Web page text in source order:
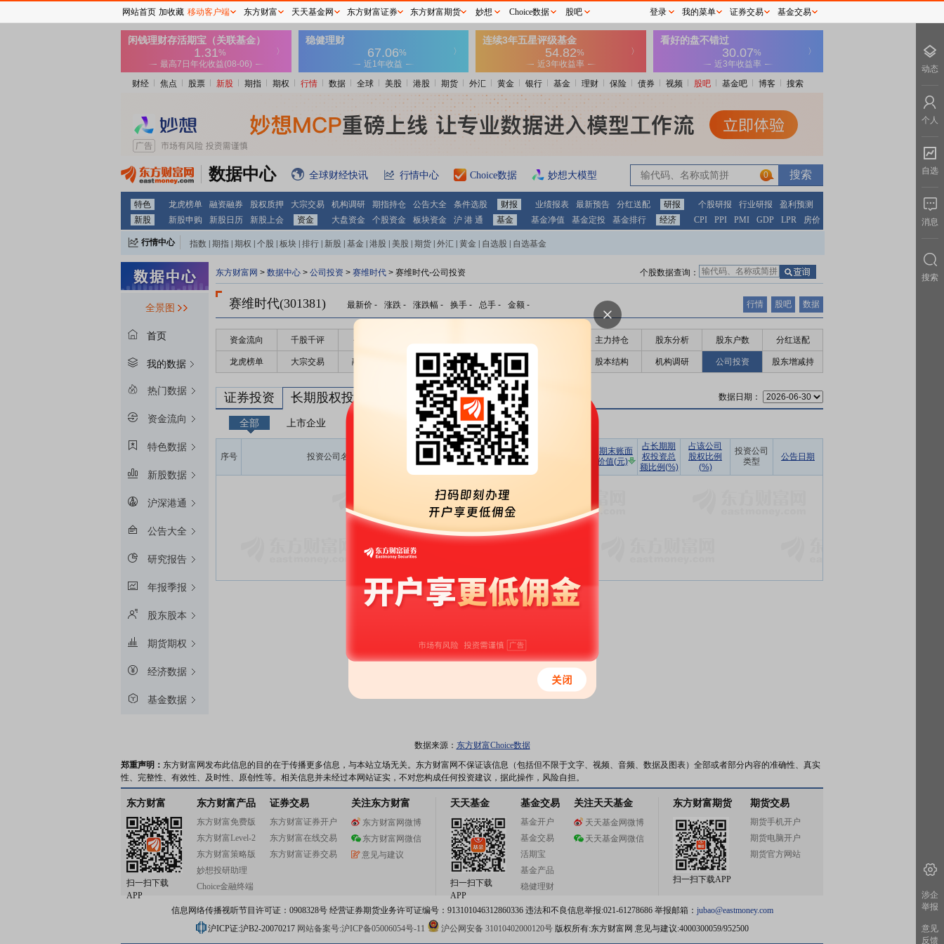
财经 焦点 股票 新股 期指 期权 行情 数据 全球 美股 港股 期货 外汇 黄金 银行 基金 理财 保险 债券 视频 股吧 基金吧 博客 搜索
数据中心 全球财经快讯 行情中心 Choice数据 妙想大模型 0
特色 龙虎榜单 融资融券 股权质押 大宗交易 机构调研 期指持仓 公告大全 条件选股 财报 业绩报表 最新预告 分红送配 研报 个股研报 行业研报
盈利预测
新股
新股申购 新股日历 新股上会 资金 大盘资金 个股资金 板块资金 沪 港 通 基金 基金净值 基金定投 基金排行 经济 CPI PPI PMI GDP LPR 房价
行情中心 指数 期指 期权 个股 板块 排行 新股 基金 港股 美股 期货 外汇 黄金 自选股 自选基金
全景图
首页
我的数据
热门数据
资金流向
特色数据
新股数据
沪深港通
公告大全
研究报告
年报季报
股东股本
期货期权
经济数据
基金数据
东方财富网 > 数据中心 > 公司投资 > 赛维时代 > 赛维时代-公司投资 个股数据查询：
赛维时代(301381) 最新价 - 涨跌 - 涨跌幅 - 换手 - 总手 - 金额 - 行情 股吧 数据
资金流向 千股千评 公告 主力持仓 股东分析 股东户数 分红送配
龙虎榜单 大宗交易 融资融券 高管持股 股东大会 股本结构 机构调研 公司投资 股东增减持
证券投资 长期股权投资 数据日期：
全部 上市企业
序号 投资公司名称
初始投资
金额(元)
持股数量
(股)
期初余额
(元)
期末账面
价值(元)
占长期期
权投资总
额比例(%)
占该公司
股权比例
(%)
投资公司
类型
公告日期
暂无数据
数据来源： 东方财富Choice数据
郑重声明： 东方财富网发布此信息的目的在于传播更多信息，与本站立场无关。东方财富网不保证该信息（包括但不限于文字、视频、音频、数据及图表）全部或者部分内容的准确性、真实
性、完整性、有效性、及时性、原创性等。相关信息并未经过本网站证实，不对您构成任何投资建议，据此操作，风险自担。
东方财富
扫一扫下载
APP
东方财富产品
东方财富免费版
东方财富Level-2
东方财富策略版
妙想投研助理
Choice金融终端
证券交易
东方财富证券开户
东方财富在线交易
东方财富证券交易
关注东方财富
东方财富网微博
东方财富网微信
意见与建议
天天基金
扫一扫下载
APP
基金交易
基金开户
基金交易
活期宝
基金产品
稳健理财
关注天天基金
天天基金网微博
天天基金网微信
东方财富期货
扫一扫下载APP
期货交易
期货手机开户
期货电脑开户
期货官方网站
信息网络传播视听节目许可证：0908328号 经营证券期货业务许可证编号：913101046312860336 违法和不良信息举报:021-61278686 举报邮箱： jubao@eastmoney.com
沪ICP证:沪B2-20070217 网站备案号:沪ICP备05006054号-11 沪公网安备 31010402000120号版权所有:东方财富网 意见与建议:4000300059/952500
网站首页 加收藏 移动客户端 东方财富 天天基金网 东方财富证券 东方财富期货 妙想 Choice数据 股吧 登录 我的菜单 证券交易 基金交易
动态
个人
自选
消息
搜索
涉企
举报
意见
反馈